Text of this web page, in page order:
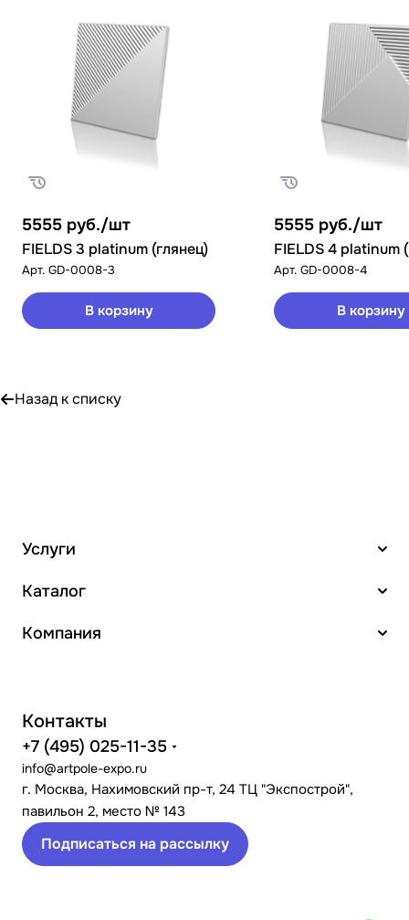
5555 руб./шт
FIELDS 3 platinum (глянец)
Арт. GD-0008-3
В корзину
5555 руб./шт
FIELDS 4 platinum
Арт. GD-0008-4
В корзину
Назад к списку
Услуги
Каталог
Компания
Контакты
+7 (495) 025-11-35
info@artpole-expo.ru
г. Москва, Нахимовский пр-т, 24 ТЦ "Экспострой",
павильон 2, место № 143
Подписаться на рассылку